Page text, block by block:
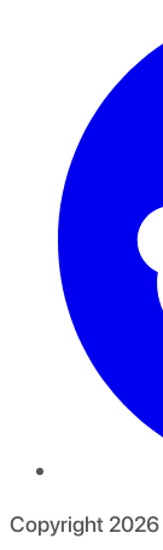
Copyright 2026